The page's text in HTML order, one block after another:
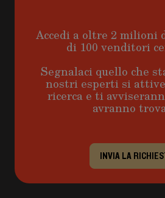
Accedi a oltre 2 milioni
di 100 venditori
Segnalaci quello che
nostri esperti si
ricerca e ti
avranno
INVIA LA